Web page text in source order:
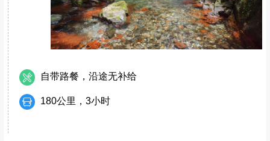
自带路餐，沿途无补给
180公里，3小时